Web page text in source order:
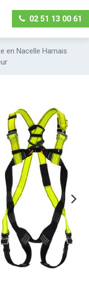
02 51 13 00 61
en Nacelle Harnais